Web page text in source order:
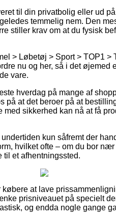
til din privatbolig eller ud
temmelig nem. Den
stiller krav om at du fysisk
> Løbetøj > Sport > TOP1
nu og her, så i det øjemed
vare.
hverdag på mange af
at det beroer på at
sikkerhed kan nå at få
kun såfremt der
hvilket ofte – om du bor
til et afhentningssted.
at lave
prisniveauet på specielt
og endda nogle gange